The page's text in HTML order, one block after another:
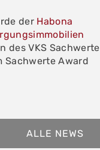
der Habona
des VKS Sachwerte
Sachwerte Award
ALLE NEWS